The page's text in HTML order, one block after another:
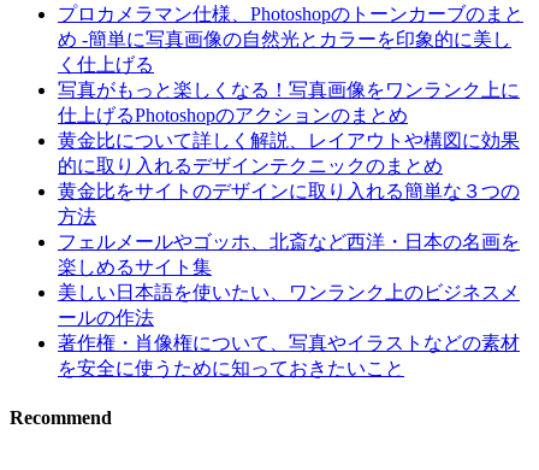
プロカメラマン仕様、Photoshopのトーンカーブのまと
め -簡単に写真画像の自然光とカラーを印象的に美し
く仕上げる
写真がもっと楽しくなる！写真画像をワンランク上に
仕上げるPhotoshopのアクションのまとめ
黄金比について詳しく解説、レイアウトや構図に効果
的に取り入れるデザインテクニックのまとめ
黄金比をサイトのデザインに取り入れる簡単な３つの
方法
フェルメールやゴッホ、北斎など西洋・日本の名画を
楽しめるサイト集
美しい日本語を使いたい、ワンランク上のビジネスメ
ールの作法
著作権・肖像権について、写真やイラストなどの素材
を安全に使うために知っておきたいこと
Recommend